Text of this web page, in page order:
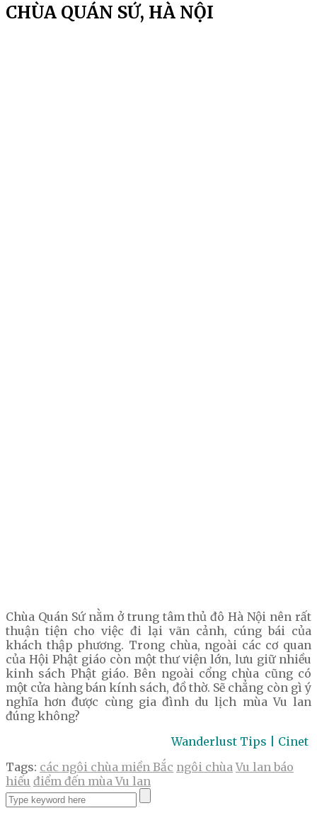
CHÙA QUÁN SỨ, HÀ NỘI
Chùa Quán Sứ nằm ở trung tâm thủ đô Hà Nội nên rất
thuận tiện cho việc đi lại vãn cảnh, cúng bái của
khách thập phương. Trong chùa, ngoài các cơ quan
của Hội Phật giáo còn một thư viện lớn, lưu giữ nhiều
kinh sách Phật giáo. Bên ngoài cổng chùa cũng có
một cửa hàng bán kính sách, đồ thờ. Sẽ chẳng còn gì ý
nghĩa hơn được cùng gia đình du lịch mùa Vu lan
đúng không?
Wanderlust Tips | Cinet
Tags: các ngôi chùa miền Bắc ngôi chùa Vu lan báo
hiếu điểm đến mùa Vu lan